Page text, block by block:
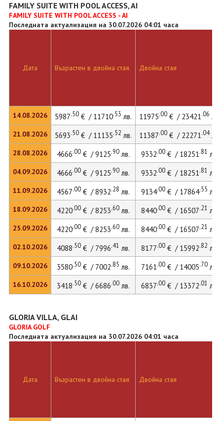
FAMILY SUITE WITH POOL ACCESS, AI
FAMILY SUITE WITH POOL ACCESS - AI
Последната актуализация на 30.07.2026 04:01 часа
Дата
14.08.2026
21.08.2026
28.08.2026
04.09.2026
11.09.2026
18.09.2026
25.09.2026
02.10.2026
09.10.2026
16.10.2026
Възрастен в двойна стая Двойна стая
5987.50€ / 11710.53 лв. 11975.00€ / 23421.06 лв.
5693.50€ / 11135.52 лв. 11387.00€ / 22271.04лв.
4666.00€ / 9125.90лв. 9332.00€ / 18251.81 лв.
4666.00€ / 9125.90лв. 9332.00€ / 18251.81 лв.
4567.00€ / 8932.28 лв. 9134.00€ / 17864.55 лв.
4220.00€ / 8253.60лв. 8440.00€ / 16507.21 лв.
4220.00€ / 8253.60лв. 8440.00€ / 16507.21 лв.
4088.50€ / 7996.41 лв. 8177.00€ / 15992.82 лв.
3580.50€ / 7002.85 лв. 7161.00€ / 14005.70лв.
3418.50€ / 6686.00лв. 6837.00€ / 13372.01 лв.
GLORIA VILLA, GLAI
GLORIA GOLF
Последната актуализация на 30.07.2026 04:01 часа
Дата Възрастен в двойна стая Двойна стая